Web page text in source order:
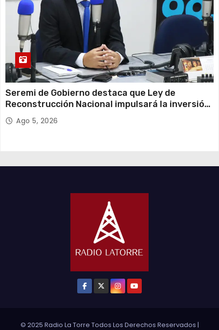
Seremi de Gobierno destaca que Ley de
Reconstrucción Nacional impulsará la inversión
y el empleo en Tarapacá
Ago 5, 2026
© 2025 Radio La Torre Todos Los Derechos Reservados |